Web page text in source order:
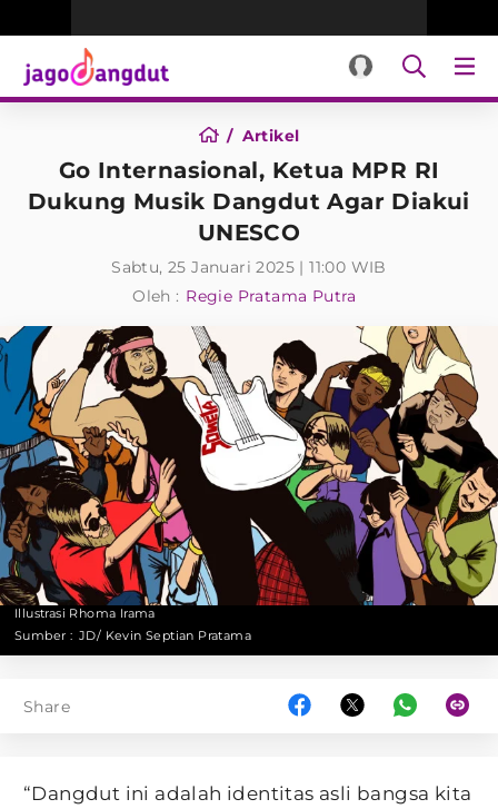
Artikel
Go Internasional, Ketua MPR RI
Dukung Musik Dangdut Agar Diakui
UNESCO
Sabtu, 25 Januari 2025 | 11:00 WIB
Oleh : Regie Pratama Putra
Illustrasi Rhoma Irama
Sumber : JD/ Kevin Septian Pratama
Share
“Dangdut ini adalah identitas asli bangsa kita